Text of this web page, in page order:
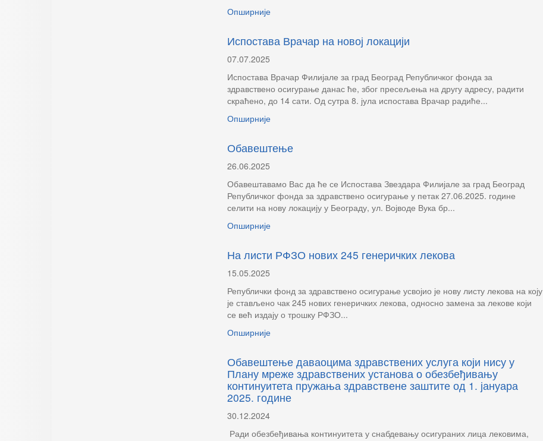
Опширније
Испостава Врачар на новој локацији
07.07.2025
Испостава Врачар Филијале за град Београд Републичког фонда за
здравствено осигурање данас ће, због пресељења на другу адресу, радити
скраћено, до 14 сати. Од сутра 8. јула испостава Врачар радиће...
Опширније
Обавештење
26.06.2025
Обавештавамо Вас да ће се Испостава Звездара Филијале за град Београд
Републичког фонда за здравствено осигурање у петак 27.06.2025. године
селити на нову локацију у Београду, ул. Војводе Вука бр...
Опширније
На листи РФЗО нових 245 генеричких лекова
15.05.2025
Републички фонд за здравствено осигурање усвојио је нову листу лекова на коју
је стављено чак 245 нових генеричких лекова, односно замена за лекове који
се већ издају о трошку РФЗО...
Опширније
Обавештење даваоцима здравствених услуга који нису у
Плану мреже здравствених установа о обезбеђивању
континуитета пружања здравствене заштите од 1. јануара
2025. године
30.12.2024
Ради обезбеђивања континуитета у снабдевању осигураних лица лековима,